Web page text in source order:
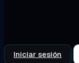
Iniciar sesión